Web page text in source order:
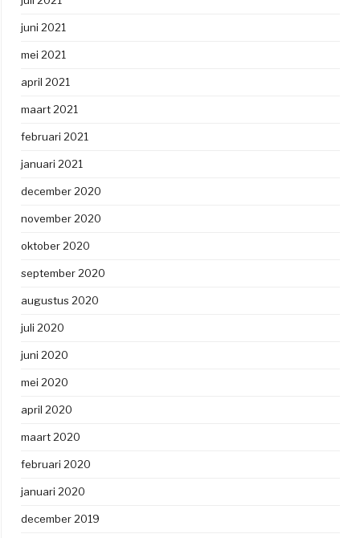
juni 2021
mei 2021
april 2021
maart 2021
februari 2021
januari 2021
december 2020
november 2020
oktober 2020
september 2020
augustus 2020
juli 2020
juni 2020
mei 2020
april 2020
maart 2020
februari 2020
januari 2020
december 2019